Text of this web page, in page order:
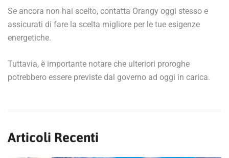
Se ancora non hai scelto, contatta Orangy oggi stesso e
assicurati di fare la scelta migliore per le tue esigenze
energetiche.
Tuttavia, è importante notare che ulteriori proroghe
potrebbero essere previste dal governo ad oggi in carica.
Articoli Recenti